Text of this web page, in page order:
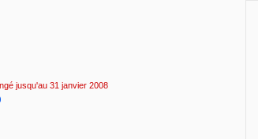
jusqu'au 31 janvier 2008